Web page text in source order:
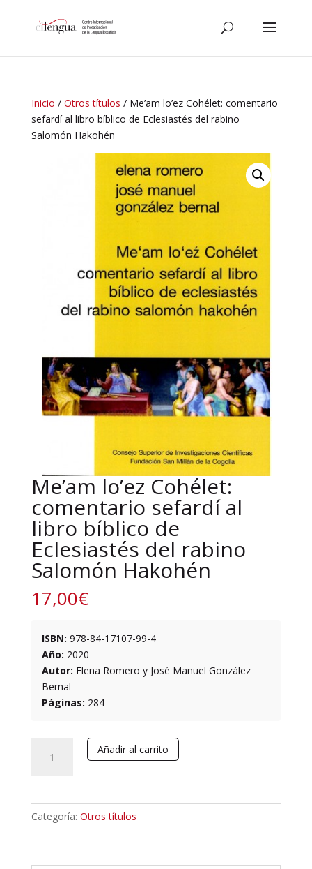
Inicio / Otros títulos / Me’am lo’ez Cohélet: comentario
sefardí al libro bíblico de Eclesiastés del rabino
Salomón Hakohén
Me’am lo’ez Cohélet:
comentario sefardí al
libro bíblico de
Eclesiastés del rabino
Salomón Hakohén
17,00€
ISBN: 978-84-17107-99-4
Año: 2020
Autor: Elena Romero y José Manuel González
Bernal
Páginas: 284
Añadir al carrito
Categoría: Otros títulos